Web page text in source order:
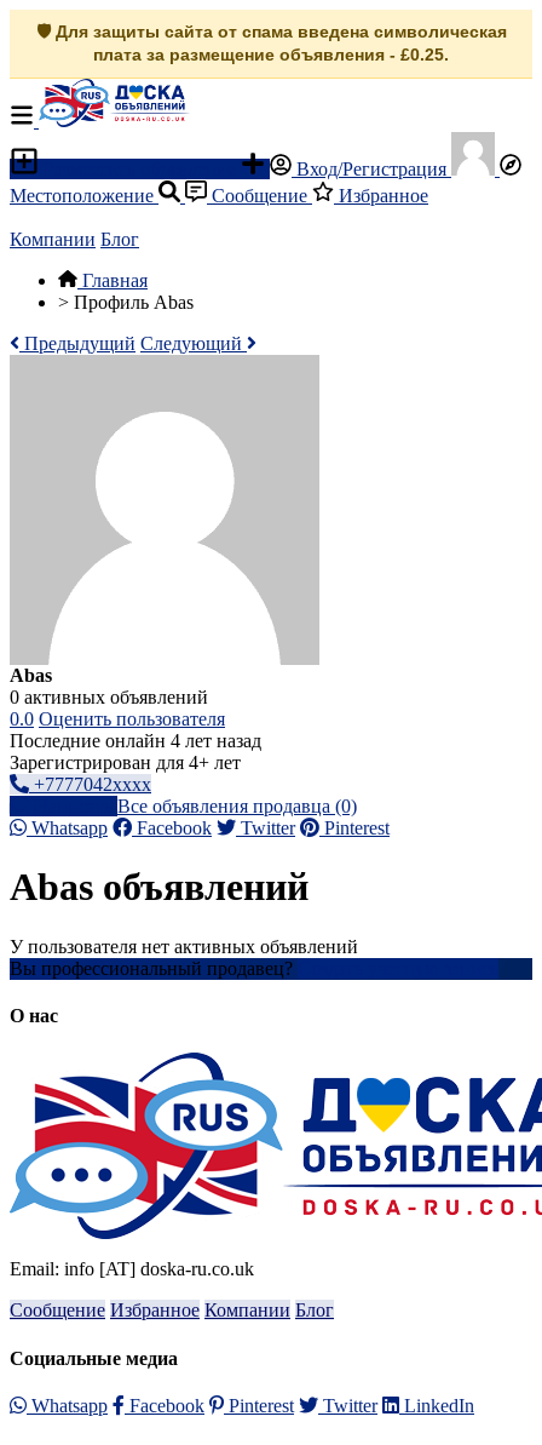
🛡️ Для защиты сайта от спама введена символическая
плата за размещение объявления - £0.25.
Вход/Регистрация
Местоположение
Сообщение Избранное
Компании Блог
Главная
> Профиль Abas
Предыдущий Следующий
Abas
0 активных объявлений
0.0 Оценить пользователя
Последние онлайн 4 лет назад
Зарегистрирован для 4+ лет
+7777042xxxx
Все объявления продавца (0)
Whatsapp
Facebook Twitter Pinterest
Abas объявлений
У пользователя нет активных объявлений
Вы профессиональный продавец?
О нас
Email: info [AT] doska-ru.co.uk
Сообщение Избранное Компании Блог
Социальные медиа
Whatsapp Facebook Pinterest Twitter LinkedIn